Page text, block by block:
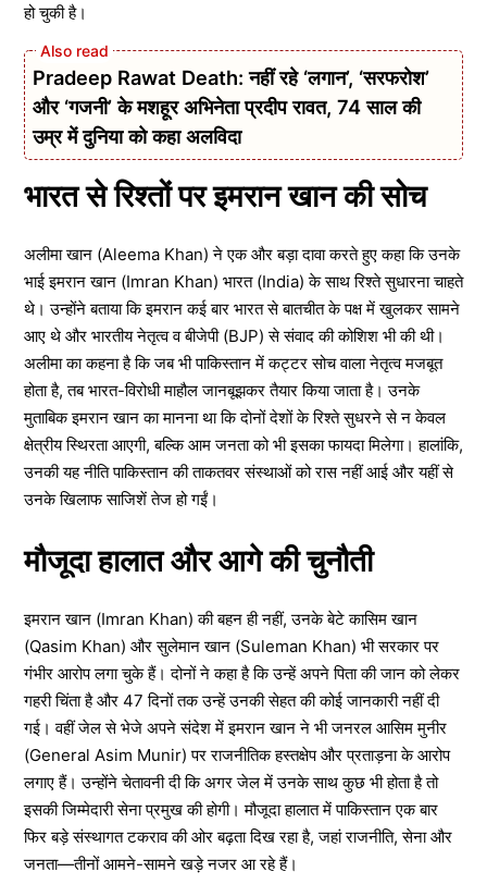
हो चुकी है।
Pradeep Rawat Death: नहीं रहे ‘लगान’, ‘सरफरोश’
और ‘गजनी’ के मशहूर अभिनेता प्रदीप रावत, 74 साल की
उम्र में दुनिया को कहा अलविदा
भारत से रिश्तों पर इमरान खान की सोच
अलीमा खान (Aleema Khan) ने एक और बड़ा दावा करते हुए कहा कि उनके
भाई इमरान खान (Imran Khan) भारत (India) के साथ रिश्ते सुधारना चाहते
थे। उन्होंने बताया कि इमरान कई बार भारत से बातचीत के पक्ष में खुलकर सामने
आए थे और भारतीय नेतृत्व व बीजेपी (BJP) से संवाद की कोशिश भी की थी।
अलीमा का कहना है कि जब भी पाकिस्तान में कट्टर सोच वाला नेतृत्व मजबूत
होता है, तब भारत-विरोधी माहौल जानबूझकर तैयार किया जाता है। उनके
मुताबिक इमरान खान का मानना था कि दोनों देशों के रिश्ते सुधरने से न केवल
क्षेत्रीय स्थिरता आएगी, बल्कि आम जनता को भी इसका फायदा मिलेगा। हालांकि,
उनकी यह नीति पाकिस्तान की ताकतवर संस्थाओं को रास नहीं आई और यहीं से
उनके खिलाफ साजिशें तेज हो गईं।
मौजूदा हालात और आगे की चुनौती
इमरान खान (Imran Khan) की बहन ही नहीं, उनके बेटे कासिम खान
(Qasim Khan) और सुलेमान खान (Suleman Khan) भी सरकार पर
गंभीर आरोप लगा चुके हैं। दोनों ने कहा है कि उन्हें अपने पिता की जान को लेकर
गहरी चिंता है और 47 दिनों तक उन्हें उनकी सेहत की कोई जानकारी नहीं दी
गई। वहीं जेल से भेजे अपने संदेश में इमरान खान ने भी जनरल आसिम मुनीर
(General Asim Munir) पर राजनीतिक हस्तक्षेप और प्रताड़ना के आरोप
लगाए हैं। उन्होंने चेतावनी दी कि अगर जेल में उनके साथ कुछ भी होता है तो
इसकी जिम्मेदारी सेना प्रमुख की होगी। मौजूदा हालात में पाकिस्तान एक बार
फिर बड़े संस्थागत टकराव की ओर बढ़ता दिख रहा है, जहां राजनीति, सेना और
जनता—तीनों आमने-सामने खड़े नजर आ रहे हैं।